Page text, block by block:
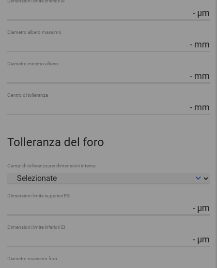
- µm
Diametro albero massimo
- mm
Diametro minimo albero
- mm
Centro di tolleranza
- mm
Tolleranza del foro
Campi di tolleranza per dimensioni interne
Dimensioni limite superiori ES
- µm
Dimensioni limite inferiori EI
- µm
Diametro massimo foro